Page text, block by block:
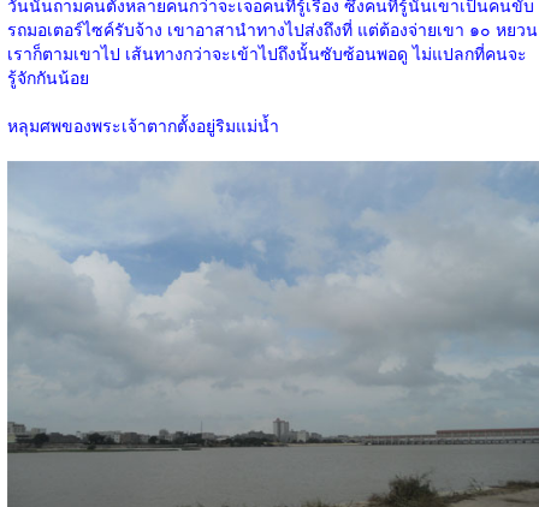
รถมอเตอร์ไซค์รับจ้าง เขาอาสานำทางไปส่งถึงที่ แต่ต้องจ่ายเขา ๑๐ หยวน
เราก็ตามเขาไป เส้นทางกว่าจะเข้าไปถึงนั้นซับซ้อนพอดู ไม่แปลกที่คนจะ
รู้จักกันน้อย
หลุมศพของพระเจ้าตากตั้งอยู่ริมแม่น้ำ